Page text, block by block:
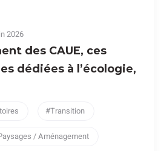
2026
des CAUE, ces
dédiées à l’écologie,
Transition
/ Aménagement